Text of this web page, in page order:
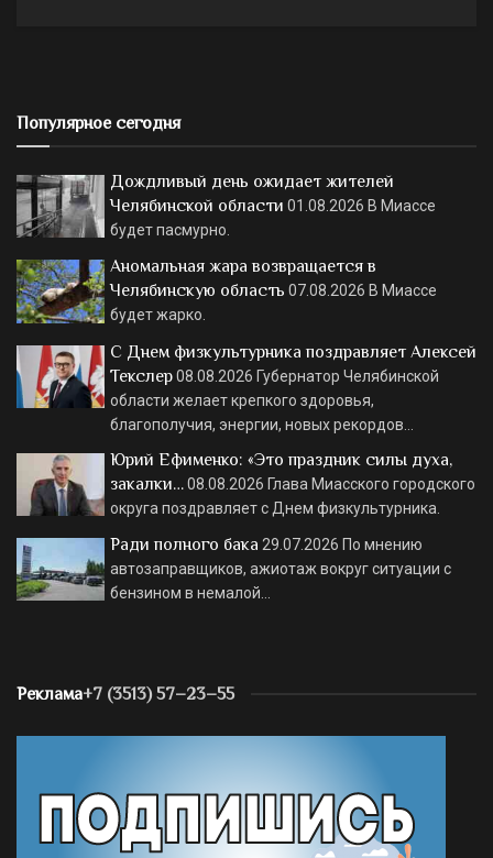
Популярное сегодня
Дождливый день ожидает жителей
Челябинской области 01.08.2026 В Миассе
будет пасмурно.
Аномальная жара возвращается в
Челябинскую область 07.08.2026 В Миассе
будет жарко.
С Днем физкультурника поздравляет Алексей
Текслер08.08.2026 Губернатор Челябинской
области желает крепкого здоровья,
благополучия, энергии, новых рекордов…
Юрий Ефименко: «Это праздник силы духа,
закалки…08.08.2026 Глава Миасского городского
округа поздравляет с Днем физкультурника.
Ради полного бака 29.07.2026 По мнению
автозаправщиков, ажиотаж вокруг ситуации с
бензином в немалой…
Реклама+7 (3513) 57–23–55